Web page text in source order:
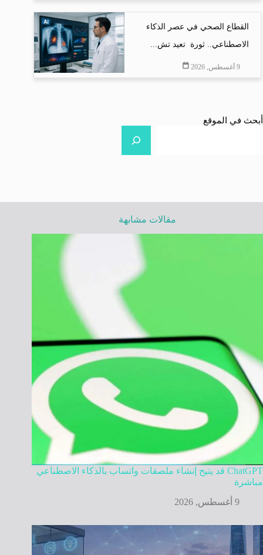
القطاع الصحي في عصر الذكاء
الاصطناعي.. ثورة تعيد تش...
9 أغسطس, 2026
أبحث في الموقع
مقالات مشابهة
ChatGPT قد يتيح إنشاء ملصقات واتساب بالذكاء الاصطناعي
مباشرة
9 أغسطس, 2026